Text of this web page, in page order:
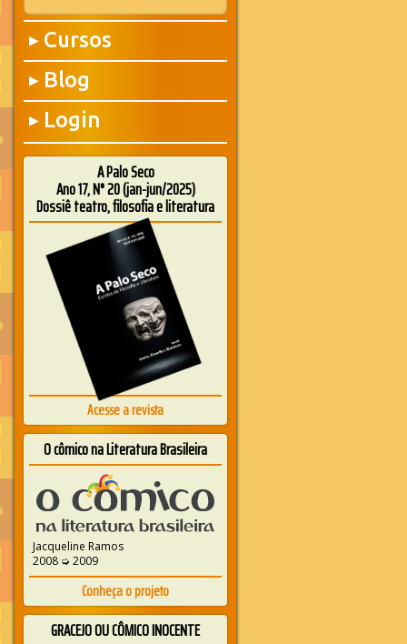
▶ Cursos
▶ Blog
▶ Login
A Palo Seco
Ano 17, N° 20 (jan-jun/2025)
Dossiê teatro, filosofia e literatura
Acesse a revista
O cômico na Literatura Brasileira
Jacqueline Ramos
2008 ➭ 2009
Conheça o projeto
GRACEJO OU CÔMICO INOCENTE